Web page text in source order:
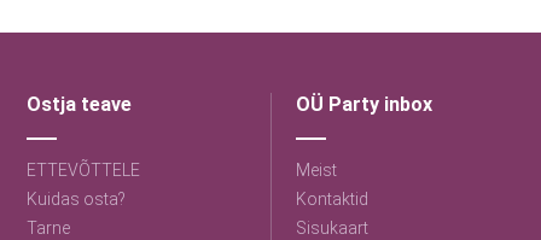
Ostja teave
ETTEVÕTTELE
Kuidas osta?
Tarne
OÜ Party inbox
Meist
Kontaktid
Sisukaart